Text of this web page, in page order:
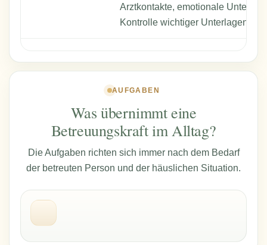
Arztkontakte, emotionale
Kontrolle wichtiger Unterlagen.
AUFGABEN
Was übernimmt eine
Betreuungskraft im Alltag?
Die Aufgaben richten sich immer nach dem Bedarf
der betreuten Person und der häuslichen Situation.